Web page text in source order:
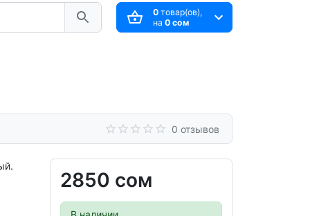
0товар(ов),
на 0 сом
0 отзывов
2850 сом